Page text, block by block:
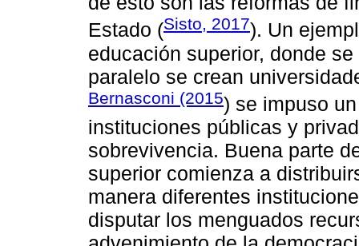
Estado (Sisto, 2017). Un
educación superior, donde
paralelo se crean
Bernasconi (2015) se impuso
instituciones públicas y
sobrevivencia. Buena parte
superior comienza a
manera diferentes
disputar los menguados